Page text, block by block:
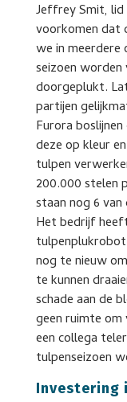
Jeffrey Smit, lid
voorkomen dat
we in meerdere
seizoen
doorgeplukt.
partijen
Furora
deze op kleur
tulpen
200.000 stelen
staan nog 6 van
Het bedrijf
nog te nieuw
te kunnen
schade aan de
geen ruimte
een collega
tulpenseizoen
Investering